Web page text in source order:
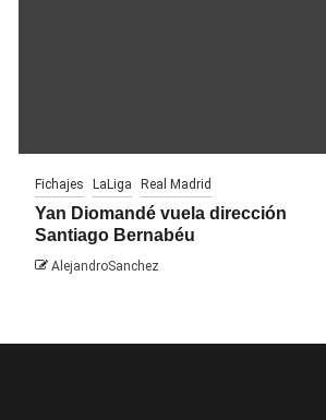
Fichajes LaLiga Real Madrid
Yan Diomandé vuela dirección
Santiago Bernabéu
AlejandroSanchez